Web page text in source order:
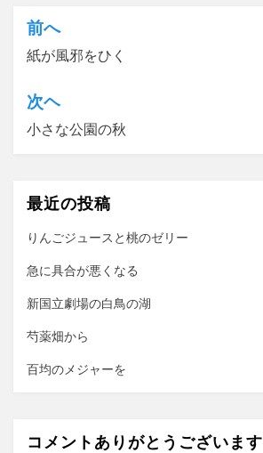
投
稿
ナ
ビ
シ
ョ
ン
前へ
紙が風邪をひく
次ヘ
小さな公園の秋
最近の投稿
りんごジュースと桃のゼリー
急に具合が悪くなる
新国立劇場の白鳥の湖
芍薬畑から
百均のメジャーを
コメントありがとうございます